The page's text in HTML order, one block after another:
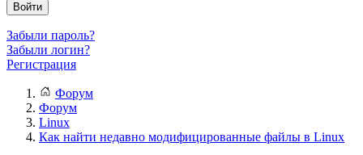
Войти
Забыли пароль?
Забыли логин?
Регистрация
Форум
Форум
Linux
Как найти недавно модифицированные файлы в Linux